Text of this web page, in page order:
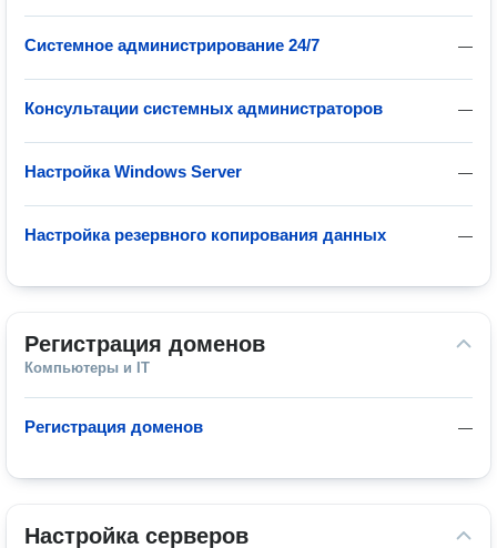
—
Системное администрирование 24/7
—
Консультации системных администраторов
—
Настройка Windows Server
—
Настройка резервного копирования данных
Регистрация доменов
Компьютеры и IT
—
Регистрация доменов
Настройка серверов